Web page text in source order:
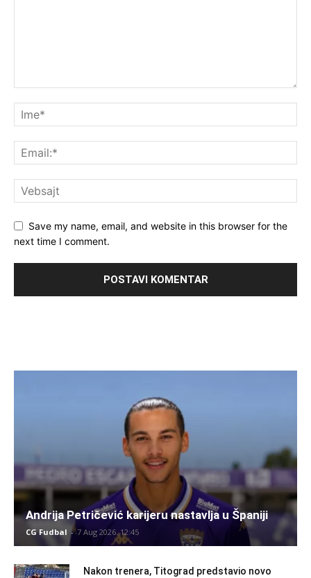
Save my name, email, and website in this browser for the
next time I comment.
Andrija Petričević karijeru nastavlja u Španiji
CG Fudbal - 7 Aug 2026. 12:45
Nakon trenera, Titograd predstavio novo